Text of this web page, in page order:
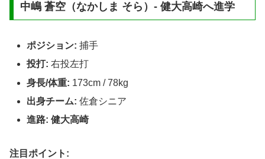
中嶋 蒼空（なかしま そら）- 健大高崎へ進学
ポジション: 捕手
投打: 右投左打
身長/体重: 173cm / 78kg
出身チーム: 佐倉シニア
進路: 健大高崎
注目ポイント: